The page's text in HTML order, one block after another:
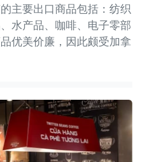
主要出口商品包括：纺织
水产品、咖啡、电子零部
优美价廉，因此颇受加拿